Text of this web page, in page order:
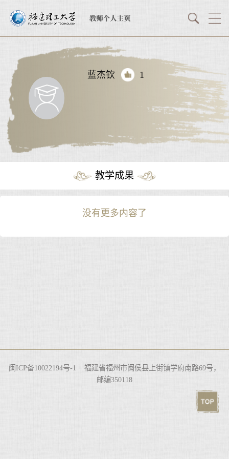
蓝杰钦 1
教学成果
没有更多内容了
闽ICP备10022194号-1 福建省福州市闽侯县上街镇学府南路69号，
邮编350118